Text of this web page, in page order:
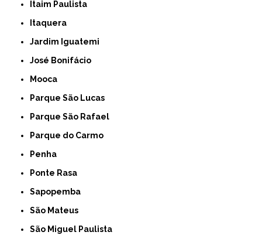
Itaim Paulista
Itaquera
Jardim Iguatemi
José Bonifácio
Mooca
Parque São Lucas
Parque São Rafael
Parque do Carmo
Penha
Ponte Rasa
Sapopemba
São Mateus
São Miguel Paulista